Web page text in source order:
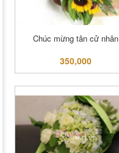
Chúc mừng tân cử nhân
350,000